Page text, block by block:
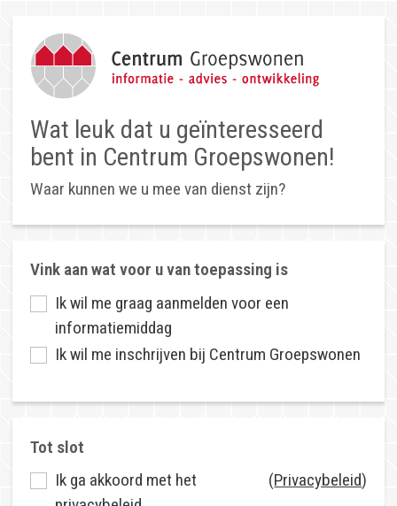
bent in Centrum Groepswonen!
Waar kunnen we u mee van dienst zijn?
Vink aan wat voor u van toepassing is
informatiemiddag
Ik wil me inschrijven bij Centrum Groepswonen
Ik ga akkoord met het
(Privacybeleid)
Ik wil mij aanmelden voor de nieuwsbrief